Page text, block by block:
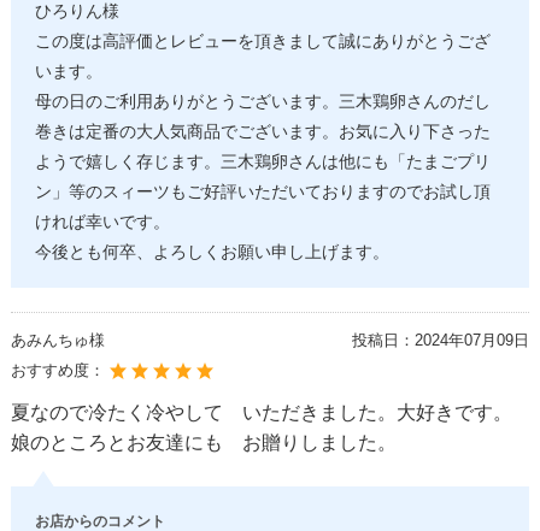
ひろりん様
この度は高評価とレビューを頂きまして誠にありがとうござ
います。
母の日のご利用ありがとうございます。三木鶏卵さんのだし
巻きは定番の大人気商品でございます。お気に入り下さった
ようで嬉しく存じます。三木鶏卵さんは他にも「たまごプリ
ン」等のスィーツもご好評いただいておりますのでお試し頂
ければ幸いです。
今後とも何卒、よろしくお願い申し上げます。
あみんちゅ様 投稿日： 2024年07月09日
おすすめ度：
夏なので冷たく冷やして いただきました。大好きです。
娘のところとお友達にも お贈りしました。
お店からのコメント